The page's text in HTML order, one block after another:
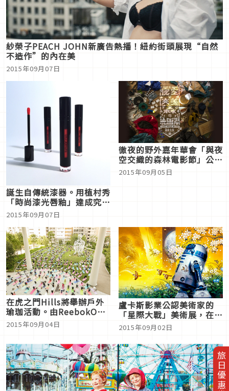
旅日優惠券
紗榮子PEACH JOHN新廣告熱播！紐約街頭展現“自然
不造作”的內在美
2015年09月07日
誕生自傳統漆器。用植村秀
「時尚漆光唇釉」達成究極
紅唇【Today's item】
2015年09月07日
徹夜的野外嘉年華會「與夜
空交織的森林電影節」公佈
加賣小木屋住宿券等資訊
2015年09月05日
在虎之門Hills將舉辦戶外
瑜珈活動。由ReebokONE
社團大使來授課
2015年09月04日
盧卡斯影業公認美術家的
「星際大戰」美術展，在代
官山蔦屋書店展出
2015年09月02日